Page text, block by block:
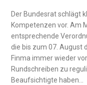
Der Bundesrat schlägt
Kompetenzen vor. Am
entsprechende
die bis zum 07. August
Finma immer wieder
Rundschreiben zu
Beaufsichtigte haben...